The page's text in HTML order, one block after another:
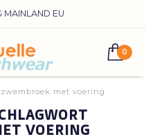
MAINLAND EU
0
zwembroek met voering
VOERING